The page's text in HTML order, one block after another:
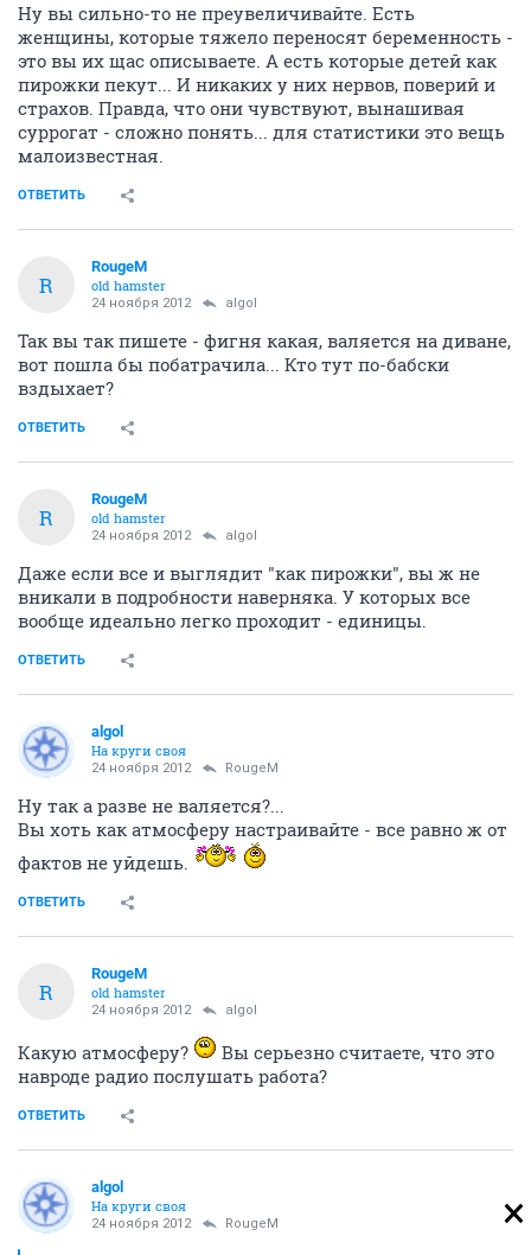
Ну вы сильно-то не преувеличивайте. Есть
женщины, которые тяжело переносят беременность -
это вы их щас описываете. А есть которые детей как
пирожки пекут... И никаких у них нервов, поверий и
страхов. Правда, что они чувствуют, вынашивая
суррогат - сложно понять... для статистики это вещь
малоизвестная.
ОТВЕТИТЬ
R
RougeM
old hamster
24 ноября 2012 algol
Так вы так пишете - фигня какая, валяется на диване,
вот пошла бы побатрачила... Кто тут по-бабски
вздыхает?
ОТВЕТИТЬ
R
RougeM
old hamster
24 ноября 2012 algol
Даже если все и выглядит "как пирожки", вы ж не
вникали в подробности наверняка. У которых все
вообще идеально легко проходит - единицы.
ОТВЕТИТЬ
algol
На круги своя
24 ноября 2012 RougeM
Ну так а разве не валяется?...
Вы хоть как атмосферу настраивайте - все равно ж от
фактов не уйдешь.
ОТВЕТИТЬ
R
RougeM
old hamster
24 ноября 2012 algol
Какую атмосферу?
Вы серьезно считаете, что это
навроде радио послушать работа?
ОТВЕТИТЬ
algol
На круги своя
24 ноября 2012 RougeM